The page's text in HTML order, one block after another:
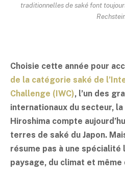
traditionnelles desaké font
Choisie cette année pour
de la catégorie saké de
Challenge (IWC), l’un des
internationaux du secteur,
Hiroshima compte
terres de saké du Japon.
résume pas à une
paysage, du climat et